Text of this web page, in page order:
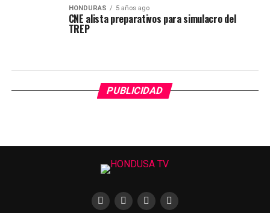
HONDURAS 5 años ago
CNE alista preparativos para simulacro del
TREP
PUBLICIDAD